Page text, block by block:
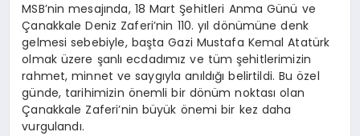
MSB’nin mesajında, 18 Mart Şehitleri Anma Günü ve
Çanakkale Deniz Zaferi’nin 110. yıl dönümüne denk
gelmesi sebebiyle, başta Gazi Mustafa Kemal Atatürk
olmak üzere şanlı ecdadımız ve tüm şehitlerimizin
rahmet, minnet ve saygıyla anıldığı belirtildi. Bu özel
günde, tarihimizin önemli bir dönüm noktası olan
Çanakkale Zaferi’nin büyük önemi bir kez daha
vurgulandı.